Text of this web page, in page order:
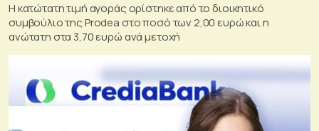
Η κατώτατη τιμή αγοράς ορίστηκε από το διοικητικό
συμβούλιο της Prodea στο ποσό των 2,00 ευρώ και η
ανώτατη στα 3,70 ευρώ ανά μετοχή